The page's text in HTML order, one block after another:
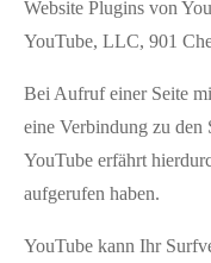
Website Plugins von
YouTube, LLC, 901
Bei Aufruf einer Seite
eine Verbindung zu den
YouTube erfährt
aufgerufen haben.
YouTube kann Ihr